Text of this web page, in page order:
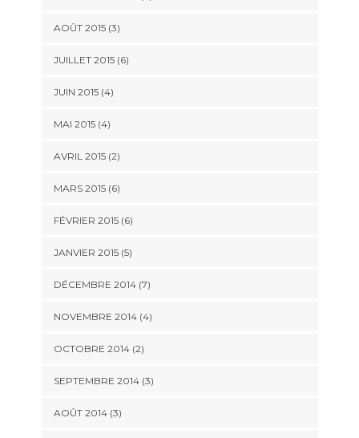
AOÛT 2015(3)
JUILLET 2015(6)
JUIN 2015(4)
MAI 2015(4)
AVRIL 2015(2)
MARS 2015(6)
FÉVRIER 2015(6)
JANVIER 2015(5)
DÉCEMBRE 2014(7)
NOVEMBRE 2014(4)
OCTOBRE 2014(2)
SEPTEMBRE 2014(3)
AOÛT 2014(3)